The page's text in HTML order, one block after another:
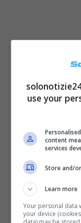
use your
content
services
Store and/
Learn more
Your personal data
your device